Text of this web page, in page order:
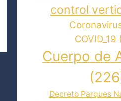
control
COVID_19
Cuerpo de
Decreto Parques